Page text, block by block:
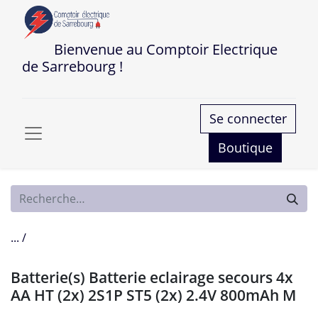
Bienvenue au Comptoir Electrique
de Sarrebourg !
Se connecter
Boutique
... /
Batterie(s) Batterie eclairage secours 4x
AA HT (2x) 2S1P ST5 (2x) 2.4V 800mAh M